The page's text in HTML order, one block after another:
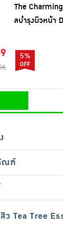
The
ลบำรุงผิวหน้า
(6ซอง)
5%
ณฑ์
ว Tea Tree